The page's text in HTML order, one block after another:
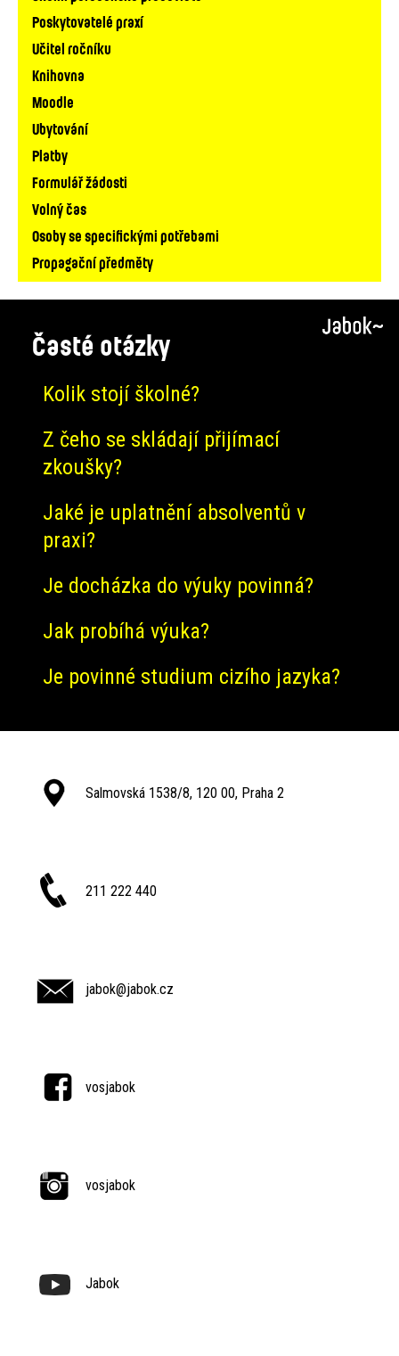
Poskytovatelé praxí
Učitel ročníku
Knihovna
Moodle
Ubytování
Platby
Formulář žádosti
Volný čas
Osoby se specifickými potřebami
Propagační předměty
Časté otázky
Kolik stojí školné?
Z čeho se skládají přijímací
zkoušky?
Jaké je uplatnění absolventů v
praxi?
Je docházka do výuky povinná?
Jak probíhá výuka?
Je povinné studium cizího jazyka?
Salmovská 1538/8, 120 00, Praha 2
211 222 440
jabok@jabok.cz
vosjabok
vosjabok
Jabok